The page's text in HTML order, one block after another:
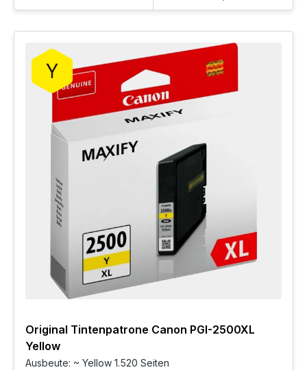
Original Tintenpatrone Canon PGI-2500XL
Yellow
Ausbeute: ~ Yellow 1.520 Seiten